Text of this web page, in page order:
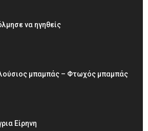
να ηγηθείς
μπαμπάς – Φτωχός μπαμπάς
Είρηνη